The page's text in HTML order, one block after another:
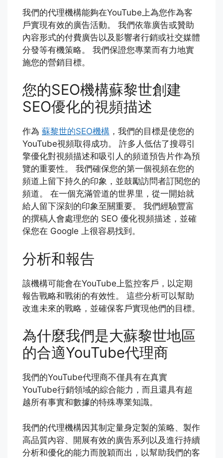
我們的代理機構能夠在YouTube上為您作為客
戶實現有效的廣告活動。 我們依靠廣告或贊助
內容形式的付費廣告以及影響者行銷或社交媒體
分發等有機策略。 我們保證您專業而有力地實
施您的營銷目標。
您的SEO機構蘇黎世創建
SEO優化的視頻描述
作為 蘇黎世的SEO機構 ，我們的目標是使您的
YouTube視頻取得成功。 許多人低估了搜尋引
擎優化對視頻描述和吸引人的頻道預告片作為預
覽的重要性。 我們確保您的第一個視頻在您的
頻道上留下持久的印象，並鼓勵訪問者訂閱您的
頻道。 在一個充滿管道的世界里，從一開始就
給人留下深刻的印象至關重要。 我們經驗豐富
的撰稿人會處理您的 SEO 優化視頻描述，並確
保您在 Google 上很容易找到。
分析和報告
該機構可能會在YouTube上監控客戶，以定期
報告戰略和戰術的有效性。 這些分析可以幫助
改進未來的戰略，並確保客戶實現他們的目標。
為什麼我們是大蘇黎世地區
的合適YouTube代理商
我們的YouTube代理商不僅具有在真實
YouTube行銷領域的綜合能力，而且還具有超
越所有事實和數據的特殊專業知識。
我們的代理機構因其制定量身定製的策略、製作
高品質內容、開展有效的廣告系列以及進行持續
分析和優化的能力而脫穎而出，以幫助我們的客